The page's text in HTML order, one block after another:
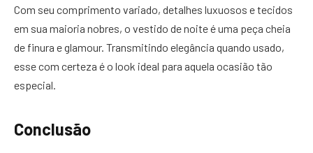
Com seu comprimento variado, detalhes luxuosos e tecidos
em sua maioria nobres, o vestido de noite é uma peça cheia
de finura e glamour. Transmitindo elegância quando usado,
esse com certeza é o look ideal para aquela ocasião tão
especial.
Conclusão